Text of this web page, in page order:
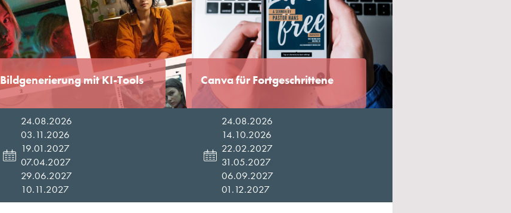
Bildgenerierung mit KI-Tools
24.08.2026
03.11.2026
19.01.2027
07.04.2027
29.06.2027
10.11.2027
Canva für Fortgeschrittene
24.08.2026
14.10.2026
22.02.2027
31.05.2027
06.09.2027
01.12.2027